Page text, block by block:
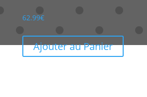
62.99€
Ajouter au Panier